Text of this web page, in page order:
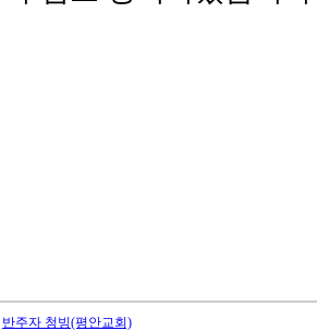
반주자 청빙(평안교회)